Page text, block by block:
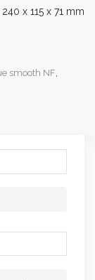
240 x 115 x 71 mm
smooth NF,